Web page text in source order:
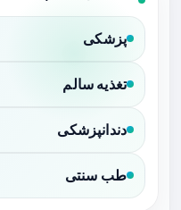
پزشکی
تغذیه سالم
دندانپزشکی
طب سنتی